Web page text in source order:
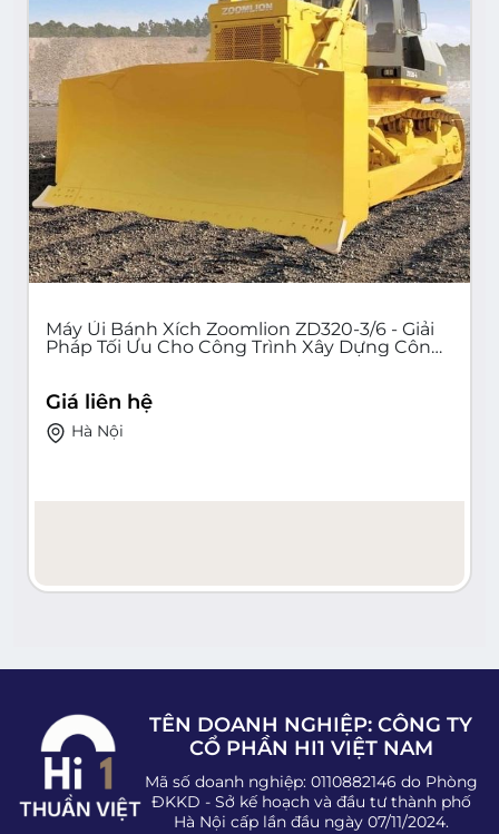
Máy Ủi Bánh Xích Zoomlion ZD320-3/6 - Giải
Pháp Tối Ưu Cho Công Trình Xây Dựng Công
Giá liên hệ
Hà Nội
TÊN DOANH NGHIỆP: CÔNG TY
CỔ PHẦN HI1 VIỆT NAM
Mã số doanh nghiệp: 0110882146 do Phòng
ĐKKD - Sở kế hoạch và đầu tư thành phố
Hà Nội cấp lần đầu ngày 07/11/2024.